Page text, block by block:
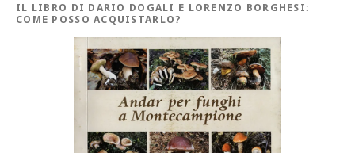
IL LIBRO DI DARIO DOGALI E LORENZO BORGHESI:
COME POSSO ACQUISTARLO?